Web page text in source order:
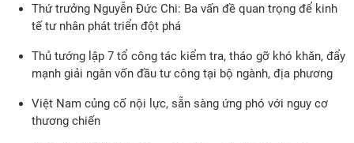
Thứ trưởng Nguyễn Đức Chi: Ba vấn đề quan trọng để kinh
tế tư nhân phát triển đột phá
Thủ tướng lập 7 tổ công tác kiểm tra, tháo gỡ khó khăn, đẩy
mạnh giải ngân vốn đầu tư công tại bộ ngành, địa phương
Việt Nam củng cố nội lực, sẵn sàng ứng phó với nguy cơ
thương chiến